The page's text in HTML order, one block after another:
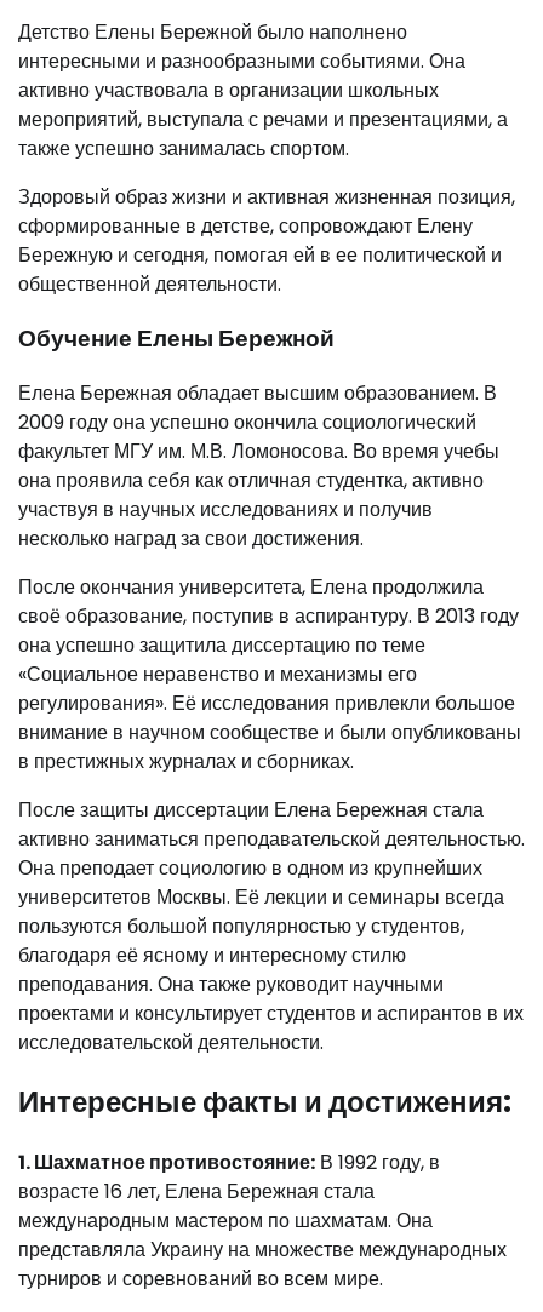
Детство Елены Бережной было наполнено
интересными и разнообразными событиями. Она
активно участвовала в организации школьных
мероприятий, выступала с речами и презентациями, а
также успешно занималась спортом.
Здоровый образ жизни и активная жизненная позиция,
сформированные в детстве, сопровождают Елену
Бережную и сегодня, помогая ей в ее политической и
общественной деятельности.
Обучение Елены Бережной
Елена Бережная обладает высшим образованием. В
2009 году она успешно окончила социологический
факультет МГУ им. М.В. Ломоносова. Во время учебы
она проявила себя как отличная студентка, активно
участвуя в научных исследованиях и получив
несколько наград за свои достижения.
После окончания университета, Елена продолжила
своё образование, поступив в аспирантуру. В 2013 году
она успешно защитила диссертацию по теме
«Социальное неравенство и механизмы его
регулирования». Её исследования привлекли большое
внимание в научном сообществе и были опубликованы
в престижных журналах и сборниках.
После защиты диссертации Елена Бережная стала
активно заниматься преподавательской деятельностью.
Она преподает социологию в одном из крупнейших
университетов Москвы. Её лекции и семинары всегда
пользуются большой популярностью у студентов,
благодаря её ясному и интересному стилю
преподавания. Она также руководит научными
проектами и консультирует студентов и аспирантов в их
исследовательской деятельности.
Интересные факты и достижения:
1. Шахматное противостояние: В 1992 году, в
возрасте 16 лет, Елена Бережная стала
международным мастером по шахматам. Она
представляла Украину на множестве международных
турниров и соревнований во всем мире.